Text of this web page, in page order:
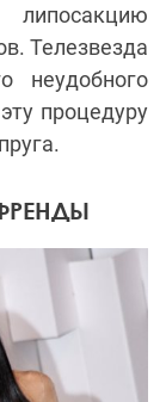
Телезвезда
неудобного
процедуру